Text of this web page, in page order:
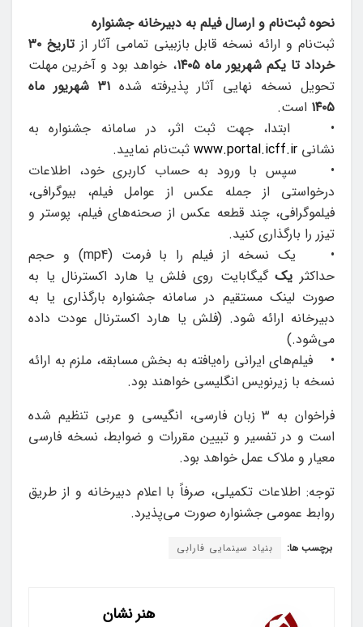
نحوه ثبت‌نام و ارسال فیلم به دبیرخانه جشنواره
ثبت‌نام و ارائه نسخه قابل بازبینی تمامی آثار از
تاریخ ۳۰
خرداد تا یکم شهریور ماه ۱۴۰۵
، خواهد بود و آخرین مهلت
تحویل نسخه نهایی آثار پذیرفته شده
۳۱ شهریور ماه
۱۴۰۵ است.
• ابتدا، جهت ثبت اثر، در سامانه جشنواره به
نشانی www.portal.icff.ir ثبت‌نام نمایید.
• سپس با ورود به حساب کاربری خود، اطلاعات
درخواستی از جمله عکس از عوامل فیلم، بیوگرافی،
فیلموگرافی، چند قطعه عکس از صحنه‌های فیلم، پوستر و
تیزر را بارگذاری کنید.
• یک نسخه از فیلم را با فرمت (mp4) و حجم
حداکثر یکگیگابایت روی فلش یا هارد اکسترنال یا به
صورت لینک مستقیم در سامانه جشنواره بارگذاری یا به
دبیرخانه ارائه شود. (فلش یا هارد اکسترنال عودت داده
می‌شود.)
• فیلم‌های ایرانی راه‌یافته به بخش مسابقه، ملزم به ارائه
نسخه با زیرنویس انگلیسی خواهند بود.
فراخوان به ۳ زبان فارسی، انگیسی و عربی تنظیم شده
است و در تفسیر و تبیین مقررات و ضوابط، نسخه فارسی
معیار و ملاک عمل خواهد بود.
توجه: اطلاعات تکمیلی، صرفاً با اعلام دبیرخانه و از طریق
روابط عمومی جشنواره صورت می‌پذیرد.
برچسب ها: بنیاد سینمایی فارابی
هنر نشان